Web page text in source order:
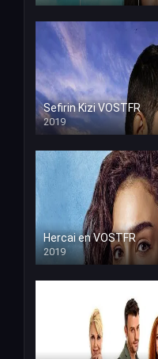
Sefirin Kizi VOSTFR
2019
Hercai en VOSTFR
2019